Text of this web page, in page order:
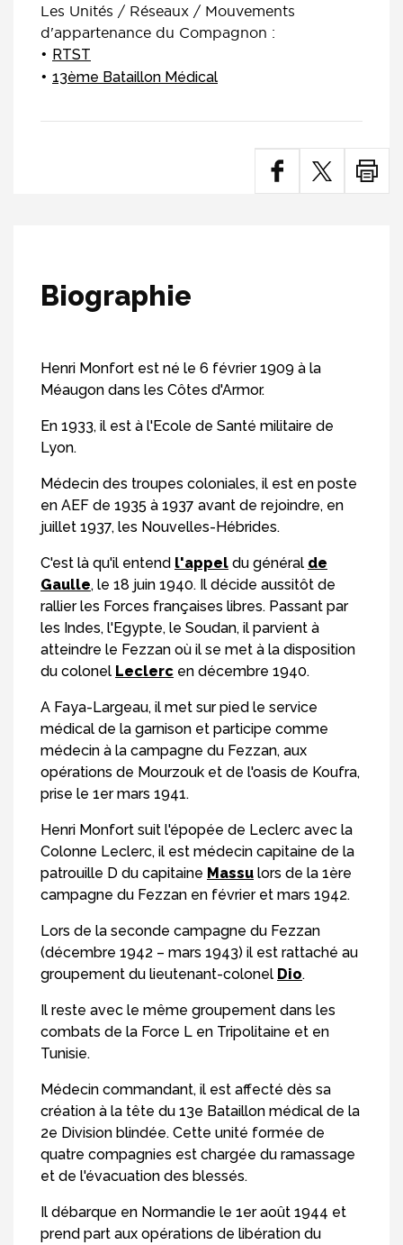
Les Unités / Réseaux / Mouvements
d'appartenance du Compagnon :
RTST
13ème Bataillon Médical
Biographie
Henri Monfort est né le 6 février 1909 à la
Méaugon dans les Côtes d'Armor.
En 1933, il est à l'Ecole de Santé militaire de
Lyon.
Médecin des troupes coloniales, il est en poste
en AEF de 1935 à 1937 avant de rejoindre, en
juillet 1937, les Nouvelles-Hébrides.
C'est là qu'il entend l'appel du général de
Gaulle, le 18 juin 1940. Il décide aussitôt de
rallier les Forces françaises libres. Passant par
les Indes, l'Egypte, le Soudan, il parvient à
atteindre le Fezzan où il se met à la disposition
du colonel Leclerc en décembre 1940.
A Faya-Largeau, il met sur pied le service
médical de la garnison et participe comme
médecin à la campagne du Fezzan, aux
opérations de Mourzouk et de l'oasis de Koufra,
prise le 1er mars 1941.
Henri Monfort suit l'épopée de Leclerc avec la
Colonne Leclerc, il est médecin capitaine de la
patrouille D du capitaine Massu lors de la 1ère
campagne du Fezzan en février et mars 1942.
Lors de la seconde campagne du Fezzan
(décembre 1942 – mars 1943) il est rattaché au
groupement du lieutenant-colonel Dio.
Il reste avec le même groupement dans les
combats de la Force L en Tripolitaine et en
Tunisie.
Médecin commandant, il est affecté dès sa
création à la tête du 13e Bataillon médical de la
2e Division blindée. Cette unité formée de
quatre compagnies est chargée du ramassage
et de l'évacuation des blessés.
Il débarque en Normandie le 1er août 1944 et
prend part aux opérations de libération du